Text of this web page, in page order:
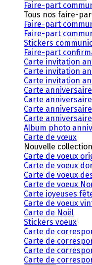
Faire-part
Tous nos faire-
Faire-part
Faire-part
Stickers
Faire-part
Carte invitation
Carte invitation
Carte invitation
Carte
Carte
Carte
Carte
Album photo
Carte de vœux
Nouvelle collection
Carte de voeux
Carte de voeux
Carte de voeux
Carte de voeux
Carte joyeuses
Carte de voeux
Carte de Noël
Stickers voeux
Carte de
Carte de
Carte de
Carte de